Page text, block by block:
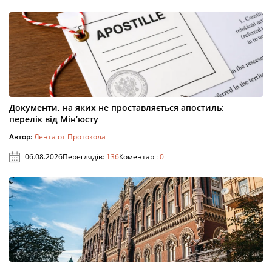
Документи, на яких не проставляється апостиль:
перелік від Мін’юсту
Автор:Лента от Протокола
06.08.2026Переглядів: 136Коментарі:0